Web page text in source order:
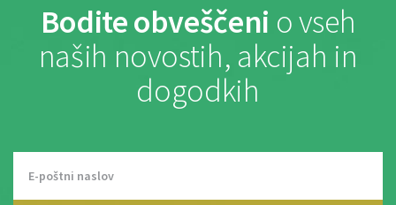
Bodite obveščeni o vseh
naših novostih, akcijah in
dogodkih